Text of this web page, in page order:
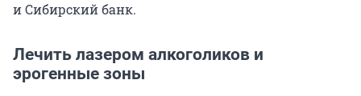
и Сибирский банк.
Лечить лазером алкоголиков и
эрогенные зоны